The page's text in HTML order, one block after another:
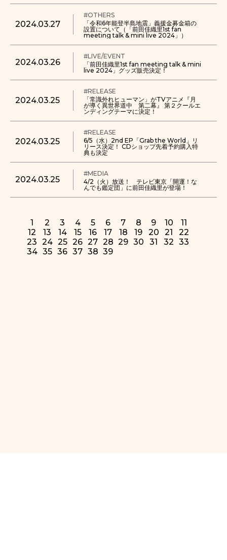
2024.03.27
#OTHERS
「令和6年能登半島地震」義援金募金箱の
設置について（「前田佳織里1st fan
meeting talk & mini live 2024」）
2024.03.26
#LIVE/EVENT
「前田佳織里1st fan meeting talk & mini
live 2024」グッズ販売決定！
2024.03.25
#RELEASE
「常識外れヒューマン」がTVアニメ『月
が導く異世界道中 第二幕』 第２クールエ
ンディングテーマに決定！
2024.03.25
#RELEASE
6/5（水）2nd EP「Grab the World」リ
リース決定！ CDショップ先着予約購入特
典も決定
2024.03.25
#MEDIA
4/2（火）放送！ テレビ東京「開運！な
んでも鑑定団」に前田佳織里が登場！
1 2 3 4 5 6 7 8 9 10
11
12
13 14 15 16 17 18 19 20 21
22
23 24 25 26 27 28 29 30 31 32 33
34 35 36 37 38 39